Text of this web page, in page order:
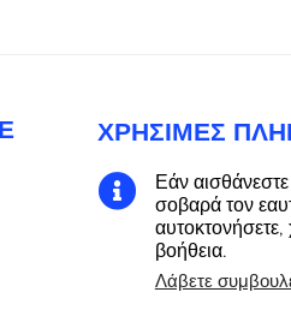
ΧΡΉΣΙΜΕΣ

Εάν
σοβαρά τον
αυτοκτονήσετε,
βοήθεια.
Λάβετε